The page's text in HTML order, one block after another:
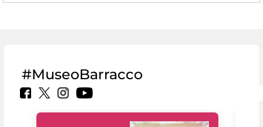
#MuseoBarracco